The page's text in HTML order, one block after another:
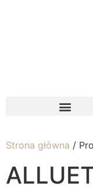
Strona główna /